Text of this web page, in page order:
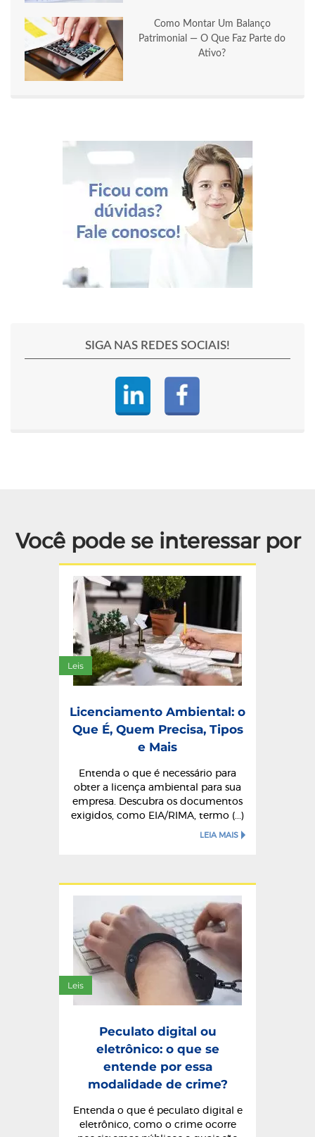
Como Montar Um Balanço
Patrimonial — O Que Faz Parte do
Ativo?
SIGA NAS REDES SOCIAIS!
Você pode se interessar por
Leis
Licenciamento Ambiental: o
Que É, Quem Precisa, Tipos
e Mais
Entenda o que é necessário para
obter a licença ambiental para sua
empresa. Descubra os documentos
exigidos, como EIA/RIMA, termo (...)
LEIA MAIS
Leis
Peculato digital ou
eletrônico: o que se
entende por essa
modalidade de crime?
Entenda o que é peculato digital e
eletrônico, como o crime ocorre